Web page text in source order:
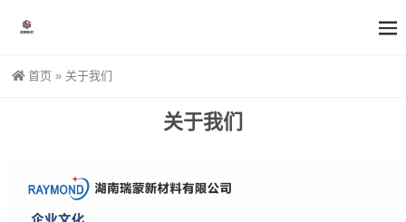
首页 » 关于我们
关于我们